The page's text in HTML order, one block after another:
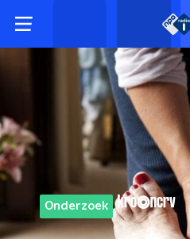
Onderzoek